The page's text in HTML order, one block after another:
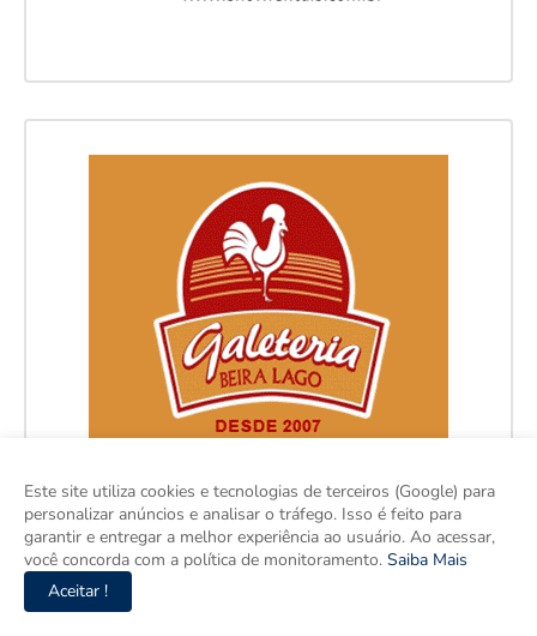
Este site utiliza cookies e tecnologias de terceiros (Google) para
personalizar anúncios e analisar o tráfego. Isso é feito para
garantir e entregar a melhor experiência ao usuário. Ao acessar,
você concorda com a política de monitoramento. Saiba Mais
Aceitar !